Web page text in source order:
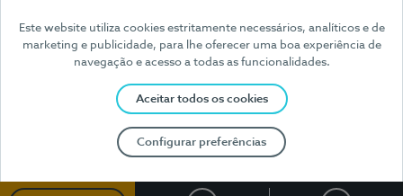
Este website utiliza cookies estritamente necessários, analíticos e de
marketing e publicidade, para lhe oferecer uma boa experiência de
navegação e acesso a todas as funcionalidades.
Aceitar todos os cookies
Configurar preferências